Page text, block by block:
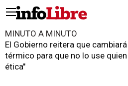
MINUTO A MINUTO
El Gobierno reitera que
térmico para que no lo use
ética"